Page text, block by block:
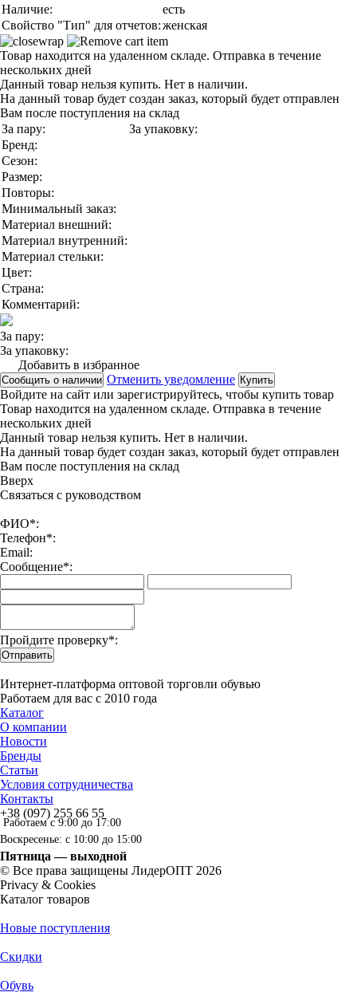
Наличие:
есть
Свойство "Тип" для отчетов:женская
Товар находится на удаленном складе. Отправка в течение
нескольких дней
Данный товар нельзя купить. Нет в наличии.
На данный товар будет создан заказ, который будет отправлен
Вам после поступления на склад
За пару:
За упаковку:
Бренд:
Сезон:
Размер:
Повторы:
Минимальный заказ:
Материал внешний:
Материал внутренний:
Материал стельки:
Цвет:
Страна:
Комментарий:
За пару:
За упаковку:
Добавить в избранное
Сообщить о наличии Отменить уведомление Купить
Войдите на сайт или зарегистрируйтесь, чтобы купить товар
Товар находится на удаленном складе. Отправка в течение
нескольких дней
Данный товар нельзя купить. Нет в наличии.
На данный товар будет создан заказ, который будет отправлен
Вам после поступления на склад
Вверx
Связаться с руководством
ФИО*:
Телефон*:
Email:
Сообщение*:
Пройдите проверку*:
Отправить
Интернет-платформа оптовой торговли обувью
Работаем для вас с 2010 года
Каталог
О компании
Новости
Бренды
Статьи
Условия сотрудничества
Контакты
+38 (097) 255 66 55
Работаем с 9:00 до 17:00
Воскресенье: с 10:00 до 15:00
Пятница — выходной
© Все права защищены ЛидерОПТ 2026
Privacy & Cookies
Каталог товаров
Новые поступления
Скидки
Обувь